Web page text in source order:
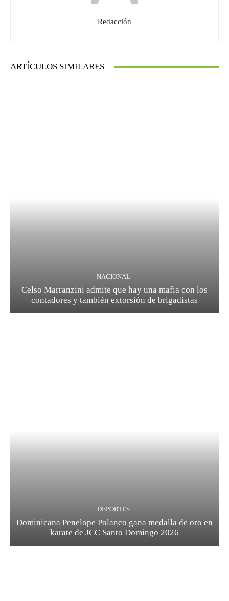
Redacción
ARTÍCULOS SIMILARES
NACIONAL
Celso Marranzini admite que hay una mafia con los
contadores y también extorsión de brigadistas
DEPORTES
Dominicana Penelope Polanco gana medalla de oro en
karate de JCC Santo Domingo 2026